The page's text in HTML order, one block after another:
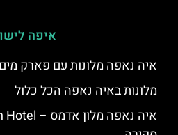
איפה
איה נאפה מלונות עם פארק
מלונות באיה נאפה הכל כלול